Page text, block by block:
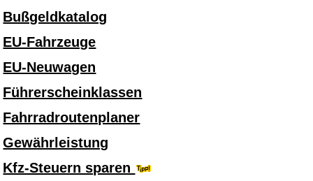
Bußgeldkatalog
EU-Fahrzeuge
EU-Neuwagen
Führerscheinklassen
Fahrradroutenplaner
Gewährleistung
Kfz-Steuern sparen